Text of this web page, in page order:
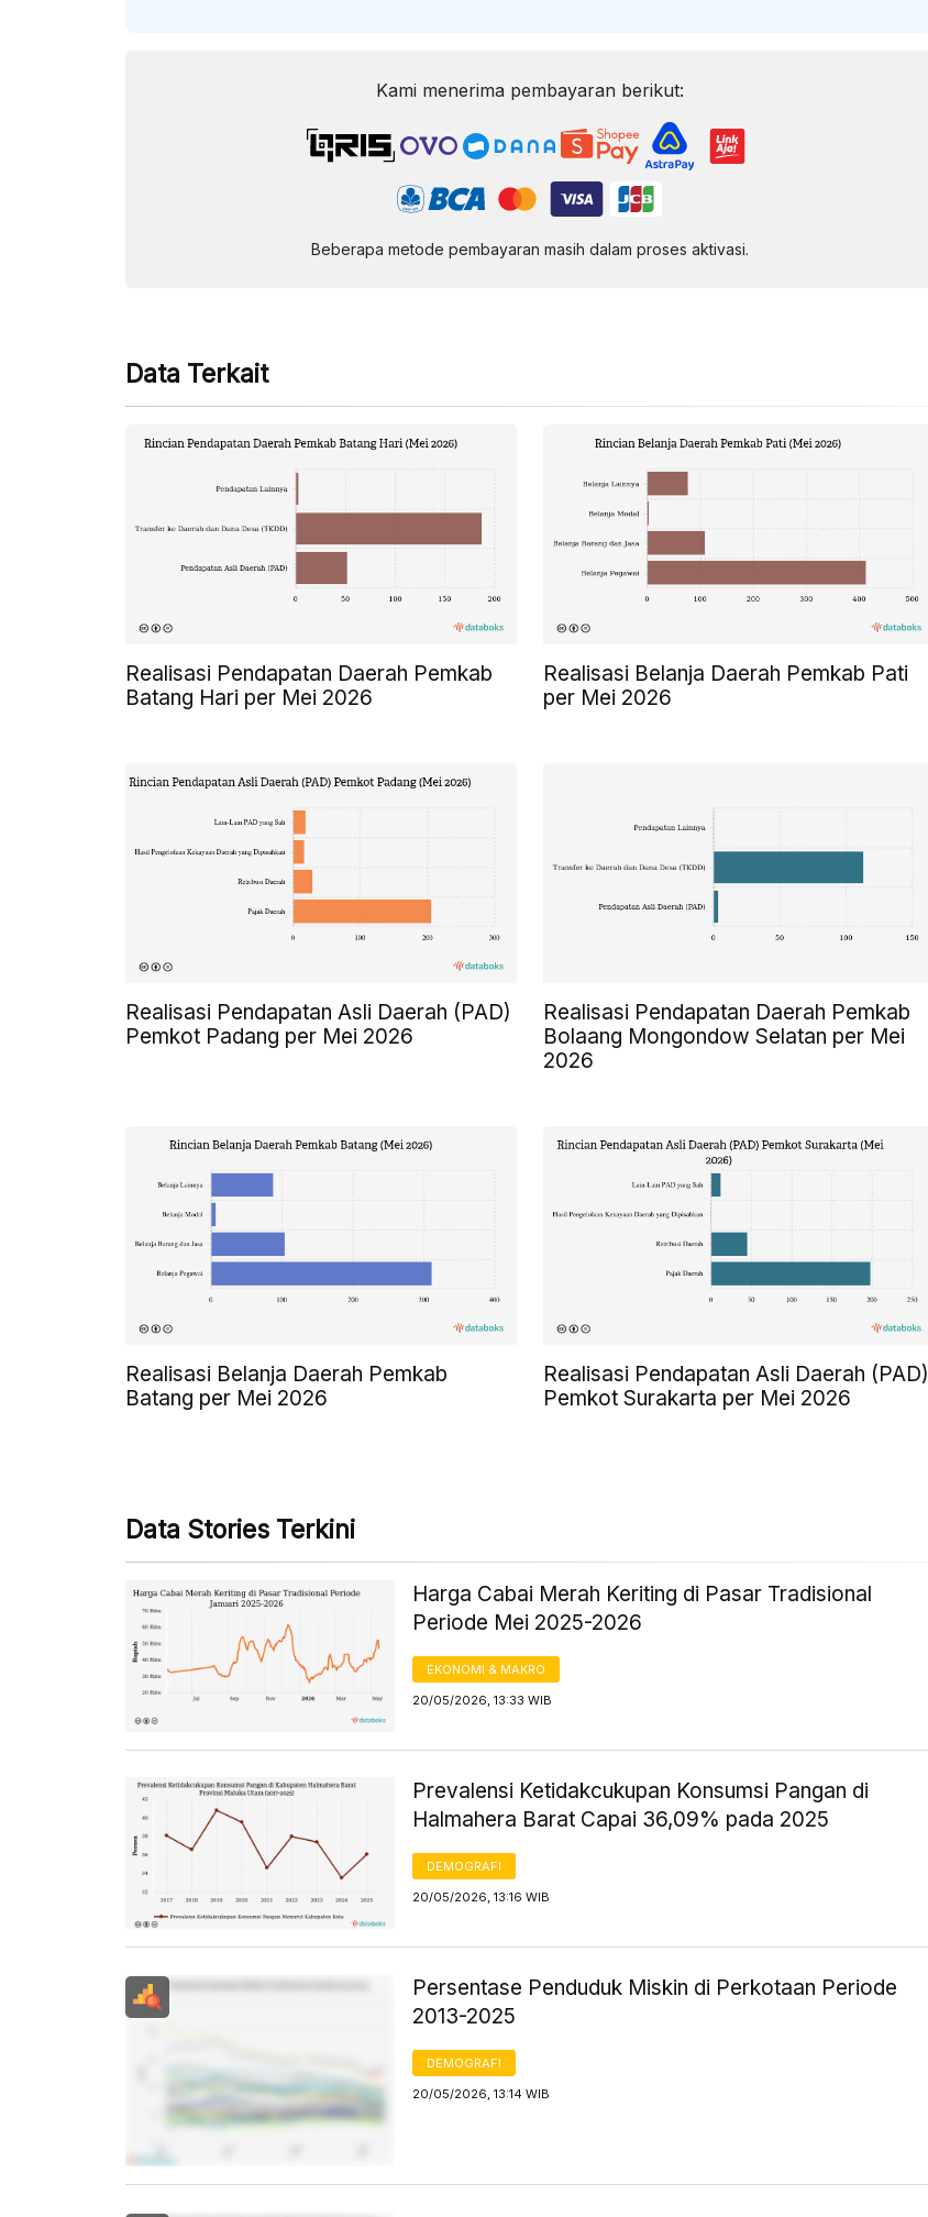
Kami menerima pembayaran berikut:
Beberapa metode pembayaran masih dalam proses aktivasi.
Data Terkait
Realisasi Pendapatan Daerah Pemkab
Batang Hari per Mei 2026
Realisasi Belanja Daerah Pemkab Pati
per Mei 2026
Realisasi Pendapatan Asli Daerah (PAD)
Pemkot Padang per Mei 2026
Realisasi Pendapatan Daerah Pemkab
Bolaang Mongondow Selatan per Mei
2026
Realisasi Belanja Daerah Pemkab
Batang per Mei 2026
Realisasi Pendapatan Asli Daerah (PAD)
Pemkot Surakarta per Mei 2026
Data Stories Terkini
Harga Cabai Merah Keriting di Pasar Tradisional
Periode Mei 2025-2026
EKONOMI & MAKRO
20/05/2026, 13:33 WIB
Prevalensi Ketidakcukupan Konsumsi Pangan di
Halmahera Barat Capai 36,09% pada 2025
DEMOGRAFI
20/05/2026, 13:16 WIB
Persentase Penduduk Miskin di Perkotaan Periode
2013-2025
DEMOGRAFI
20/05/2026, 13:14 WIB